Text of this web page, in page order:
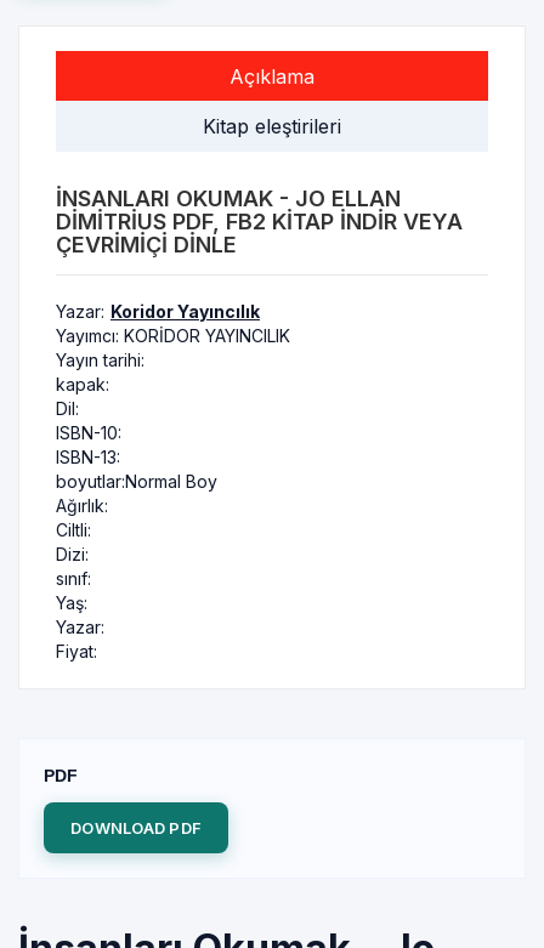
Açıklama
Kitap eleştirileri
İNSANLARI OKUMAK - JO ELLAN
DIMITRIUS PDF, FB2 KITAP INDIR VEYA
ÇEVRIMIÇI DINLE
Yazar: Koridor Yayıncılık
Yayımcı: KORİDOR YAYINCILIK
Yayın tarihi:
kapak:
Dil:
ISBN-10:
ISBN-13:
boyutlar:Normal Boy
Ağırlık:
Ciltli:
Dizi:
sınıf:
Yaş:
Yazar:
Fiyat:
PDF
DOWNLOAD PDF